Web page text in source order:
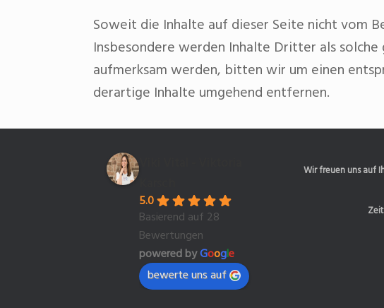
Soweit die Inhalte auf dieser Seite nicht vom
Insbesondere werden Inhalte Dritter als
aufmerksam werden, bitten wir um einen
derartige Inhalte umgehend entfernen.
5.0
Basierend auf 28
Bewertungen
powered byGoogle
bewerte uns auf
Wir freuen uns auf